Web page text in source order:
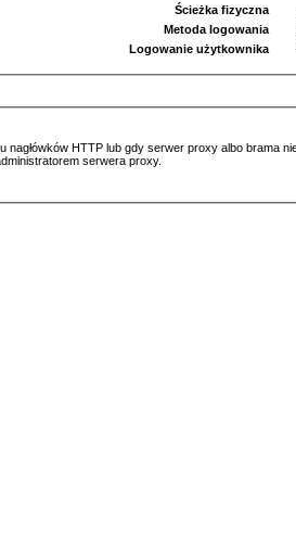
Ścieżka fizyczna
Metoda logowania
Logowanie użytkownika
nagłówków HTTP lub gdy serwer proxy albo
serwera proxy.